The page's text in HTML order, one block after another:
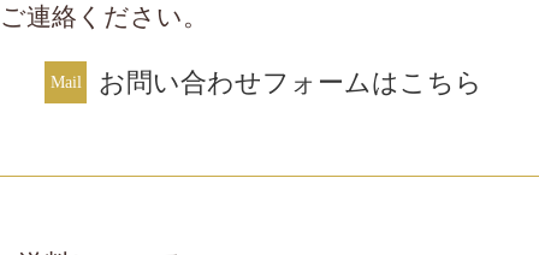
ご連絡ください。
お問い合わせフォームはこちら